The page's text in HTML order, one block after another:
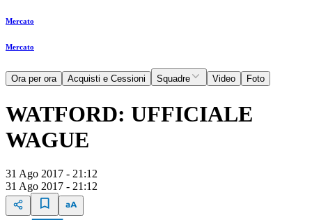
Mercato
Mercato
Ora per ora Acquisti e Cessioni Squadre Video Foto
WATFORD: UFFICIALE
WAGUE
31 Ago 2017 - 21:12
31 Ago 2017 - 21:12